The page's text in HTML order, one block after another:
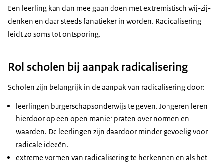
Een leerling kan dan mee gaan doen met extremistisch wij-zij-
denken en daar steeds fanatieker in worden. Radicalisering
leidt zo soms tot ontsporing.
Rol scholen bij aanpak radicalisering
Scholen zijn belangrijk in de aanpak van radicalisering door:
leerlingen burgerschapsonderwijs te geven. Jongeren leren
hierdoor op een open manier praten over normen en
waarden. De leerlingen zijn daardoor minder gevoelig voor
radicale ideeën.
extreme vormen van radicalisering te herkennen en als het